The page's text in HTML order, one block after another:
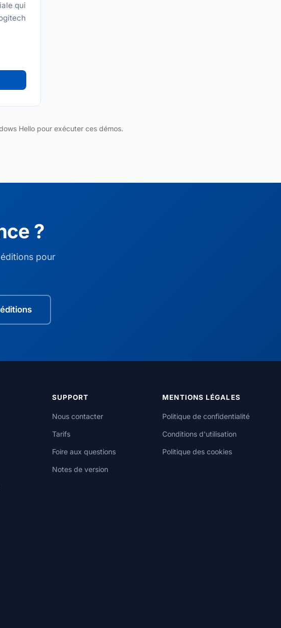
qui
Hello pour exécuter ces démos.
?
pour
SUPPORT
Nous contacter
Tarifs
Foire aux questions
Notes de version
MENTIONS LÉGALES
Politique de confidentialité
Conditions d'utilisation
Politique des cookies